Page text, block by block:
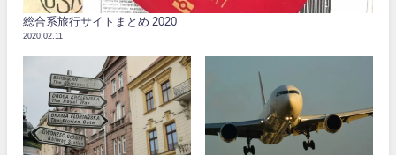
総合系旅行サイトまとめ 2020
2020.02.11